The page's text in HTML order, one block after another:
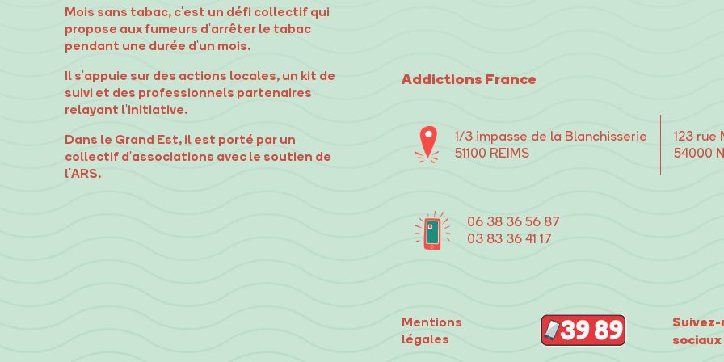
Mois sans tabac, c'est un défi collectif qui
propose aux fumeurs d'arrêter le tabac
pendant une durée d'un mois.
Il s'appuie sur des actions locales, un kit de
suivi et des professionnels partenaires
relayant l'initiative.
Dans le Grand Est, il est porté par un
collectif d'associations avec le soutien de
l'ARS.
Addictions France
1/3 impasse de la Blanchisserie
51100 REIMS
123 rue
54000
06 38 36 56 87
03 83 36 41 17
Mentions
légales
sociaux